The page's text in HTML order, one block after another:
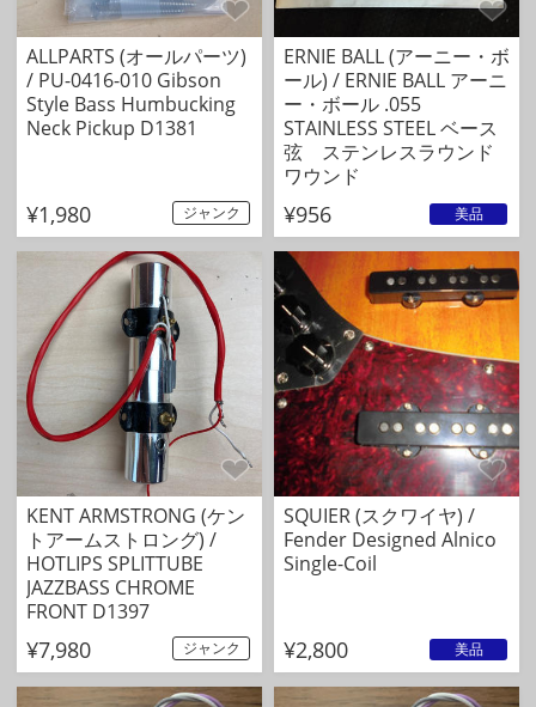
ALLPARTS (オールパーツ)
/ PU-0416-010 Gibson
Style Bass Humbucking
Neck Pickup D1381
¥1,980 ジャンク
ERNIE BALL (アーニー・ボ
ール) / ERNIE BALL アーニ
ー・ボール .055
STAINLESS STEEL ベース
弦 ステンレスラウンド
ワウンド
¥956 美品
KENT ARMSTRONG (ケン
トアームストロング) /
HOTLIPS SPLITTUBE
JAZZBASS CHROME
FRONT D1397
¥7,980 ジャンク
SQUIER (スクワイヤ) /
Fender Designed Alnico
Single-Coil
¥2,800 美品